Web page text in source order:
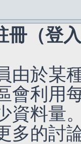
冊（登
由於某
會利用
資料量
多的討